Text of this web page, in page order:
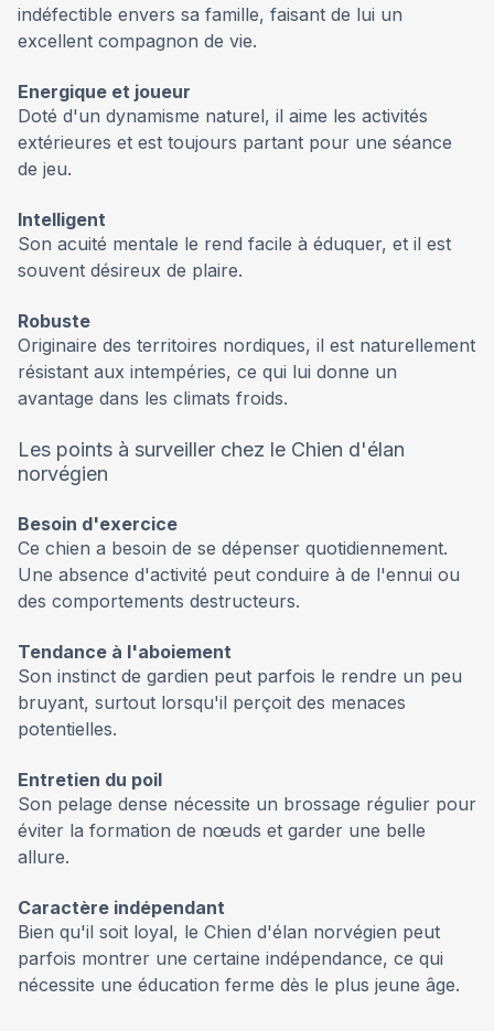
indéfectible envers sa famille, faisant de lui un
excellent compagnon de vie.
Energique et joueur
Doté d'un dynamisme naturel, il aime les activités
extérieures et est toujours partant pour une séance
de jeu.
Intelligent
Son acuité mentale le rend facile à éduquer, et il est
souvent désireux de plaire.
Robuste
Originaire des territoires nordiques, il est naturellement
résistant aux intempéries, ce qui lui donne un
avantage dans les climats froids.
Les points à surveiller chez le Chien d'élan
norvégien
Besoin d'exercice
Ce chien a besoin de se dépenser quotidiennement.
Une absence d'activité peut conduire à de l'ennui ou
des comportements destructeurs.
Tendance à l'aboiement
Son instinct de gardien peut parfois le rendre un peu
bruyant, surtout lorsqu'il perçoit des menaces
potentielles.
Entretien du poil
Son pelage dense nécessite un brossage régulier pour
éviter la formation de nœuds et garder une belle
allure.
Caractère indépendant
Bien qu'il soit loyal, le Chien d'élan norvégien peut
parfois montrer une certaine indépendance, ce qui
nécessite une éducation ferme dès le plus jeune âge.